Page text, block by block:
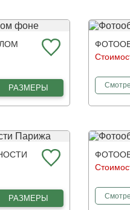
фоне
РАЗМЕРЫ
Парижа
РАЗМЕРЫ